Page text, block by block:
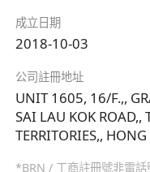
成立日期
2018-10-03
公司註冊地址
UNIT 1605, 16/F.,,
SAI LAU KOK ROAD,,
TERRITORIES,,
*BRN / 工商註冊號非電